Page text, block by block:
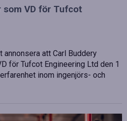
som VD för Tufcot
annonsera att Carl Buddery
för Tufcot Engineering Ltd den 1
inom ingenjörs- och